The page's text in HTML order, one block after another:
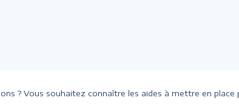
? Vous souhaitez connaître les aides à mettre en place